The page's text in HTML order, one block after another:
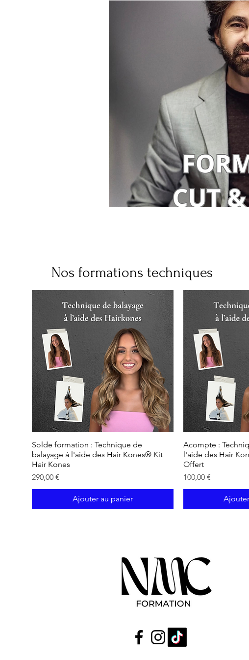
Nos formations techniques
Solde formation : Technique de
balayage à l'aide des Hair Kones® Kit
Hair Kones
Prix
290,00 €
Ajouter au panier
Acompte :
l'aide des Hair
Offert
Prix
100,00 €